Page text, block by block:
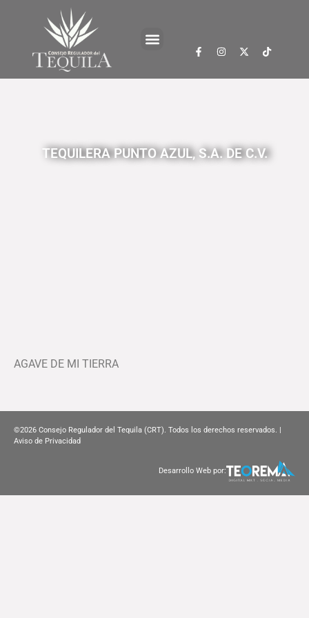
TEQUILERA PUNTO AZUL, S.A. DE C.V.
AGAVE DE MI TIERRA
©2026 Consejo Regulador del Tequila (CRT). Todos los derechos reservados. |
Aviso de Privacidad
Desarrollo Web por: